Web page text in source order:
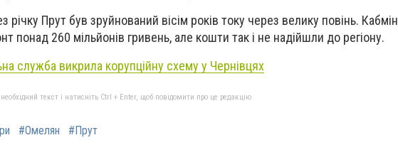
річку Прут був зруйнований вісім років току через велику повінь. Кабмін
понад 260 мільйонів гривень, але кошти так і не надійшли до регіону.
служба викрила корупційну схему у Чернівцях
текст і натисніть Ctrl + Enter, щоб повідомити про це редакцію
#Омелян #Прут